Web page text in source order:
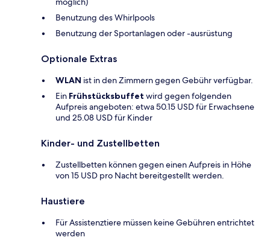
Benutzung des Whirlpools
Benutzung der Sportanlagen oder -ausrüstung
Optionale Extras
WLAN ist in den Zimmern gegen Gebühr verfügbar.
Ein Frühstücksbuffet wird gegen folgenden
Aufpreis angeboten: etwa 50.15 USD für Erwachsene
und 25.08 USD für Kinder
Kinder- und Zustellbetten
Zustellbetten können gegen einen Aufpreis in Höhe
von 15 USD pro Nacht bereitgestellt werden.
Haustiere
Für Assistenztiere müssen keine Gebühren entrichtet
werden